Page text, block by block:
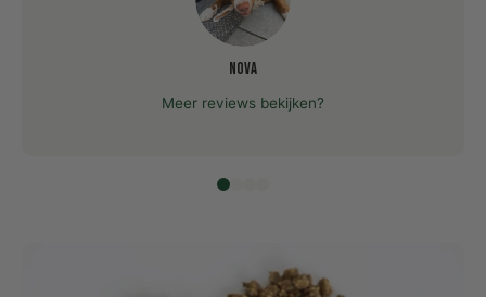
Nova
Meer reviews bekijken?